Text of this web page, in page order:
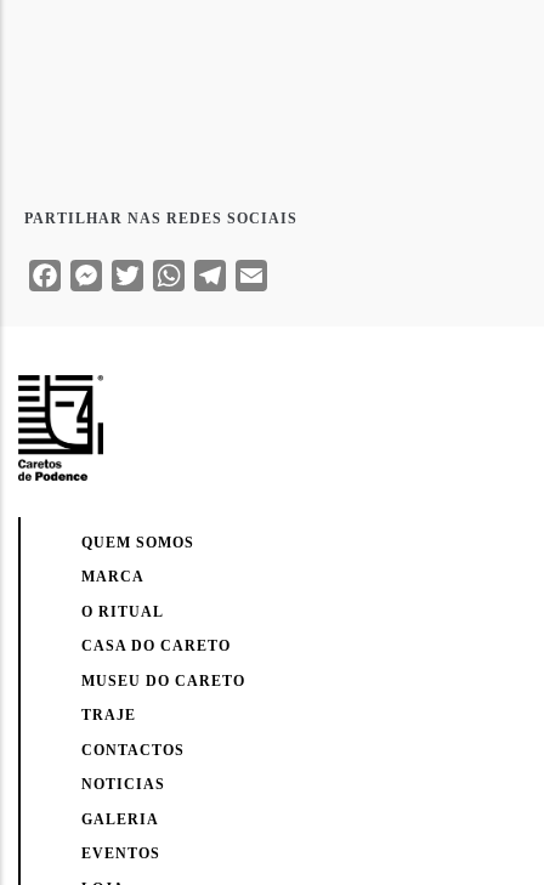
PARTILHAR NAS REDES SOCIAIS
FacebookMessenger
Twitter WhatsAppTelegram
QUEM SOMOS
MARCA
O RITUAL
CASA DO CARETO
MUSEU DO CARETO
TRAJE
CONTACTOS
NOTICIAS
GALERIA
EVENTOS